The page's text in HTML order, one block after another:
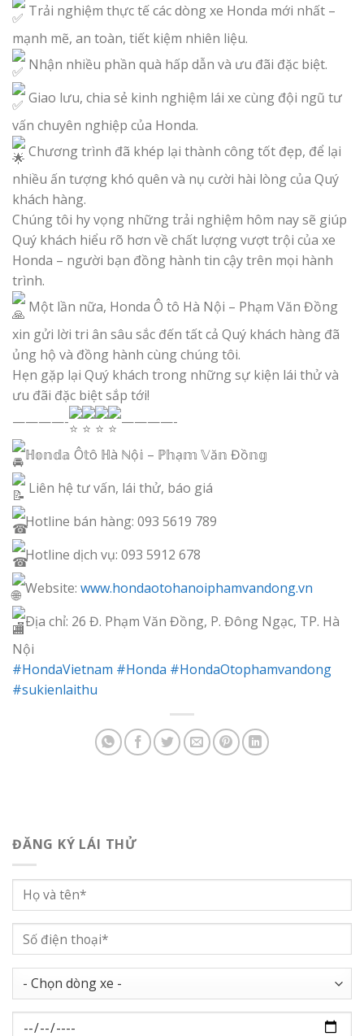
Trải nghiệm thực tế các dòng xe Honda mới nhất –
mạnh mẽ, an toàn, tiết kiệm nhiên liệu.
Nhận nhiều phần quà hấp dẫn và ưu đãi đặc biệt.
Giao lưu, chia sẻ kinh nghiệm lái xe cùng đội ngũ tư
vấn chuyên nghiệp của Honda.
Chương trình đã khép lại thành công tốt đẹp, để lại
nhiều ấn tượng khó quên và nụ cười hài lòng của Quý
khách hàng.
Chúng tôi hy vọng những trải nghiệm hôm nay sẽ giúp
Quý khách hiểu rõ hơn về chất lượng vượt trội của xe
Honda – người bạn đồng hành tin cậy trên mọi hành
trình.
Một lần nữa, Honda Ô tô Hà Nội – Phạm Văn Đồng
xin gửi lời tri ân sâu sắc đến tất cả Quý khách hàng đã
ủng hộ và đồng hành cùng chúng tôi.
Hẹn gặp lại Quý khách trong những sự kiện lái thử và
ưu đãi đặc biệt sắp tới!
————-
————-
ℍ𝕠𝕟𝕕𝕒 Ô𝕥ô ℍà ℕộ𝕚 – ℙ𝕙ạ𝕞 𝕍ă𝕟 Đồ𝕟𝕘
Liên hệ tư vấn, lái thử, báo giá
Hotline bán hàng: 093 5619 789
Hotline dịch vụ: 093 5912 678
Website: www.hondaotohanoiphamvandong.vn
Ðịa chỉ: 26 Đ. Phạm Văn Đồng, P. Đông Ngạc, TP. Hà
Nội
#HondaVietnam #Honda #HondaOtophamvandong
#sukienlaithu
ĐĂNG KÝ LÁI THỬ